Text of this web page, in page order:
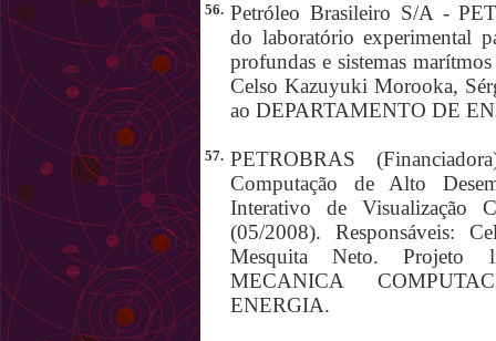
56. Petróleo Brasileiro S/A -
do laboratório experimental
profundas e sistemas
Celso Kazuyuki Morooka,
ao DEPARTAMENTO DE
57. PETROBRAS
Computação de Alto
Interativo de Visualização
(05/2008). Responsáveis:
Mesquita Neto. Projeto
MECANICA
ENERGIA.